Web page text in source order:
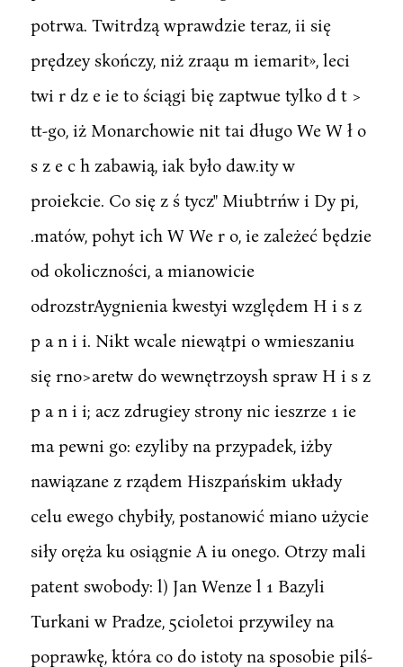
potrwa. Twitrdzą wprawdzie teraz, ii się
prędzey skończy, niż zraąu m iemarit», leci
twi r dz e ie to ściągi bię zaptwue tylko d t >
tt-go, iż Monarchowie nit tai długo We W ł o
s z e c h zabawią, iak było daw.ity w
proiekcie. Co się z ś tycz" Miubtrńw i Dy pi,
.matów, pohyt ich W We r o, ie zależeć będzie
od okoliczności, a mianowicie
odrozstrAygnienia kwestyi względem H i s z
p a n i i. Nikt wcale niewątpi o wmieszaniu
się rno>aretw do wewnętrzoysh spraw H i s z
p a n i i; acz zdrugiey strony nic ieszrze 1 ie
ma pewni go: ezyliby na przypadek, iżby
nawiązane z rządem Hiszpańskim układy
celu ewego chybiły, postanowić miano użycie
siły oręża ku osiągnie A iu onego. Otrzy mali
patent swobody: l) Jan Wenze l 1 Bazyli
Turkani w Pradze, 5cioletoi przywiley na
poprawkę, która co do istoty na sposobie pilś-